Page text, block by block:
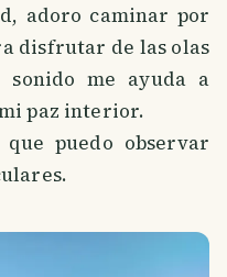
adoro caminar por
disfrutar de las olas
sonido me ayuda a
paz interior.
puedo observar